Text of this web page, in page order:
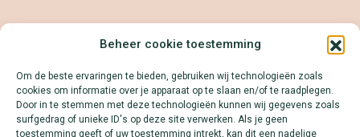
Beheer cookie toestemming
Om de beste ervaringen te bieden, gebruiken wij technologieën zoals
cookies om informatie over je apparaat op te slaan en/of te raadplegen.
Door in te stemmen met deze technologieën kunnen wij gegevens zoals
surfgedrag of unieke ID's op deze site verwerken. Als je geen
toestemming geeft of uw toestemming intrekt, kan dit een nadelige
Help jij ons de kaart compleet
maken?
Met jouw donatie kunnen we nieuwe torens blijven